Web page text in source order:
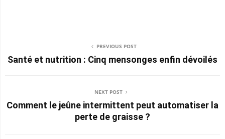
PREVIOUS POST
Santé et nutrition : Cinq mensonges enfin dévoilés
NEXT POST
Comment le jeûne intermittent peut automatiser la
perte de graisse ?